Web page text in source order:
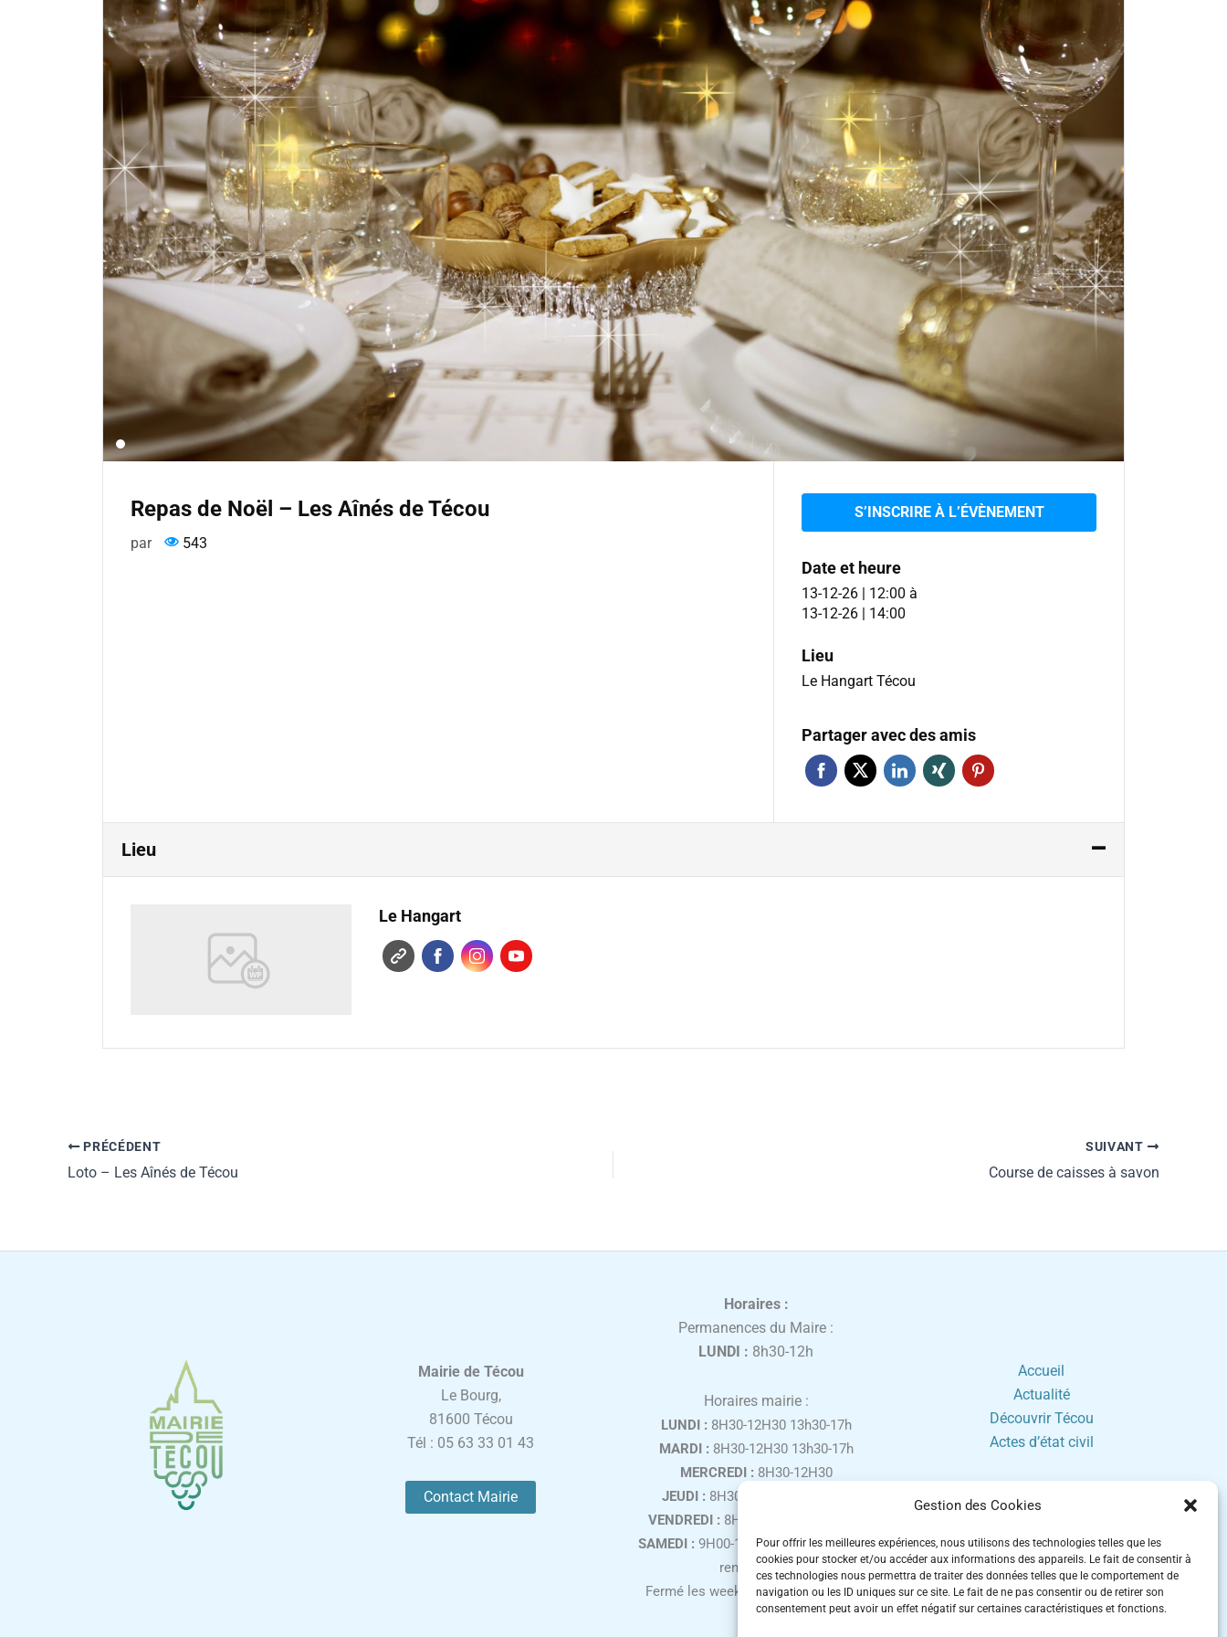
Gestion des Cookies
Pour offrir les meilleures expériences, nous utilisons des technologies telles que les
cookies pour stocker et/ou accéder aux informations des appareils. Le fait de consentir à
ces technologies nous permettra de traiter des données telles que le comportement de
navigation ou les ID uniques sur ce site. Le fait de ne pas consentir ou de retirer son
consentement peut avoir un effet négatif sur certaines caractéristiques et fonctions.
Repas de Noël – Les Aînés de Técou
par 543
S’INSCRIRE À L’ÉVÈNEMENT
Date et heure
13-12-26 | 12:00à
13-12-26 | 14:00
Lieu
Le Hangart Técou
Partager avec des amis
Lieu
Le Hangart
PRÉCÉDENT
Loto – Les Aînés de Técou
SUIVANT
Course de caisses à savon
Mairie de Técou
Le Bourg,
81600 Técou
Tél : 05 63 33 01 43
Contact Mairie
Horaires :
Permanences du Maire :
LUNDI : 8h30-12h
Horaires mairie :
LUNDI : 8H30-12H30 13h30-17h
MARDI : 8H30-12H30 13h30-17h
MERCREDI : 8H30-12H30
JEUDI : 8H30-12H30 13h30-17h
VENDREDI : 8H30-12H30 13h30-16h
SAMEDI : 9H00-12H00, uniquement sur
rendez-vous
Fermé les week-ends et jours fériés.
Accueil
Actualité
Découvrir Técou
Actes d’état civil